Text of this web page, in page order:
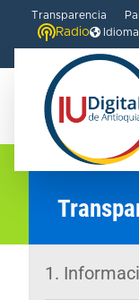
Transparencia
Radio Idioma
1.